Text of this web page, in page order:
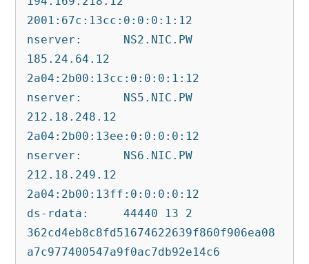
2001:67c:13cc:0:0:0:1:12
nserver:      NS2.NIC.PW
185.24.64.12
2a04:2b00:13cc:0:0:0:1:12
nserver:      NS5.NIC.PW
212.18.248.12
2a04:2b00:13ee:0:0:0:0:12
nserver:      NS6.NIC.PW
212.18.249.12
2a04:2b00:13ff:0:0:0:0:12
ds-rdata:     44440 13 2
362cd4eb8c8fd51674622639f860f906ea08
a7c977400547a9f0ac7db92e14c6